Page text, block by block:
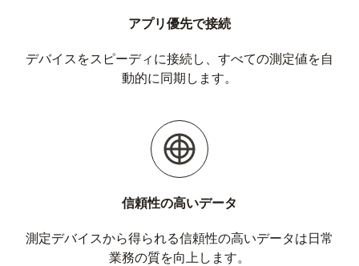
アプリ優先で接続
デバイスをスピーディに接続し、すべての測定値を自
動的に同期します。
信頼性の高いデータ
測定デバイスから得られる信頼性の高いデータは日常
業務の質を向上します。